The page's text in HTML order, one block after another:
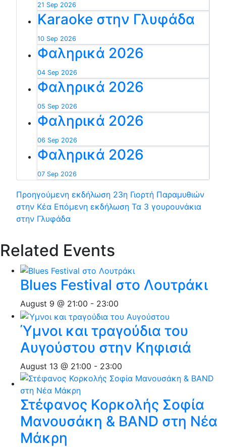
21 Sep 2026
Karaoke στην Γλυφάδα
10 Sep 2026
Φαληρικά 2026
04 Sep 2026
Φαληρικά 2026
05 Sep 2026
Φαληρικά 2026
06 Sep 2026
Φαληρικά 2026
07 Sep 2026
Προηγούμενη εκδήλωση 23η Γιορτή Παραμυθιών
στην Κέα Επόμενη εκδήλωση Τα 3 γουρουνάκια
στην Γλυφάδα
Related Events
Blues Festival στο Λουτράκι
August 9 @ 21:00 - 23:00
Ύμνοι και τραγούδια του
Αυγούστου στην Κηφισιά
August 13 @ 21:00 - 23:00
Στέφανος Κορκολής Σοφία
Μανουσάκη & BAND στη Νέα
Μάκρη